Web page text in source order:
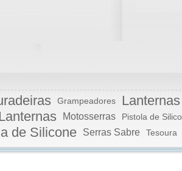
Grampeadores Lanternas
Motosserras Pistola de
de Silicone Serras Sabre Tesoura